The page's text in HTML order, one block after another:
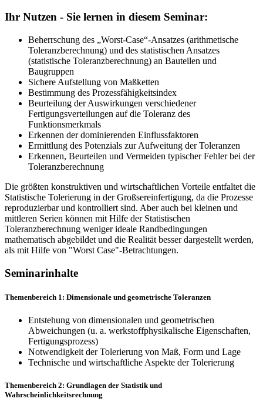
Ihr Nutzen - Sie lernen in diesem Seminar:
Beherrschung des „Worst-Case“-Ansatzes (arithmetische
Toleranzberechnung) und des statistischen Ansatzes
(statistische Toleranzberechnung) an Bauteilen und
Baugruppen
Sichere Aufstellung von Maßketten
Bestimmung des Prozessfähigkeitsindex
Beurteilung der Auswirkungen verschiedener
Fertigungsverteilungen auf die Toleranz des
Funktionsmerkmals
Erkennen der dominierenden Einflussfaktoren
Ermittlung des Potenzials zur Aufweitung der Toleranzen
Erkennen, Beurteilen und Vermeiden typischer Fehler bei der
Toleranzberechnung
Die größten konstruktiven und wirtschaftlichen Vorteile entfaltet die
Statistische Tolerierung in der Großsereinfertigung, da die Prozesse
reproduzierbar und kontrolliert sind. Aber auch bei kleinen und
mittleren Serien können mit Hilfe der Statistischen
Toleranzberechnung weniger ideale Randbedingungen
mathematisch abgebildet und die Realität besser dargestellt werden,
als mit Hilfe von "Worst Case"-Betrachtungen.
Seminarinhalte
Themenbereich 1: Dimensionale und geometrische Toleranzen
Entstehung von dimensionalen und geometrischen
Abweichungen (u. a. werkstoffphysikalische Eigenschaften,
Fertigungsprozess)
Notwendigkeit der Tolerierung von Maß, Form und Lage
Technische und wirtschaftliche Aspekte der Tolerierung
Themenbereich 2: Grundlagen der Statistik und
Wahrscheinlichkeitsrechnung